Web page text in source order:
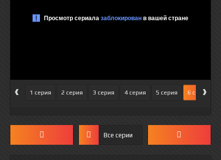
‹ 1 серия 2 серия 3 серия 4 серия 5 серия 6 серия
›
Все серии